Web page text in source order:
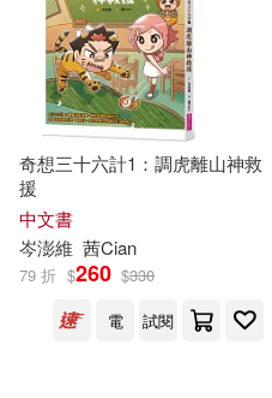
奇想三十六計1：調虎離山神救
援
中文書
岑澎維 茜Cian
79 折 $260 $330
電
試閱